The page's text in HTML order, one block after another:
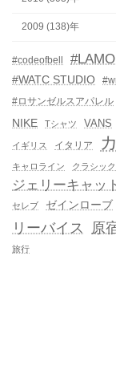
2009 (138)年
#codeofbell
#WATC STUDIO
#ロサンゼルスアパレル
NIKE
Tシャツ VANS
イギリス イタリア
キャロライン クラシック
ジェリーキャッ
セレブ ゼインローブ
リーバイス 原
旅行